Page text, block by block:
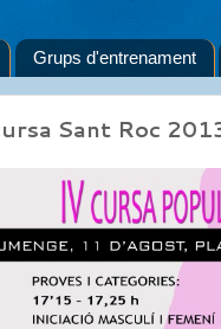
Grups d'entrenament
Sant Roc